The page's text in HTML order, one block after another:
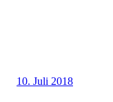
10. Juli 2018